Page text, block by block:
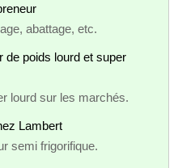
abattage, etc.
de poids lourd et super
lourd sur les marchés.
Lambert
semi frigorifique.